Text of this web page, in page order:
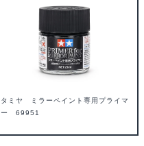
タミヤ ミラーペイント専用プライマ
ー 69951